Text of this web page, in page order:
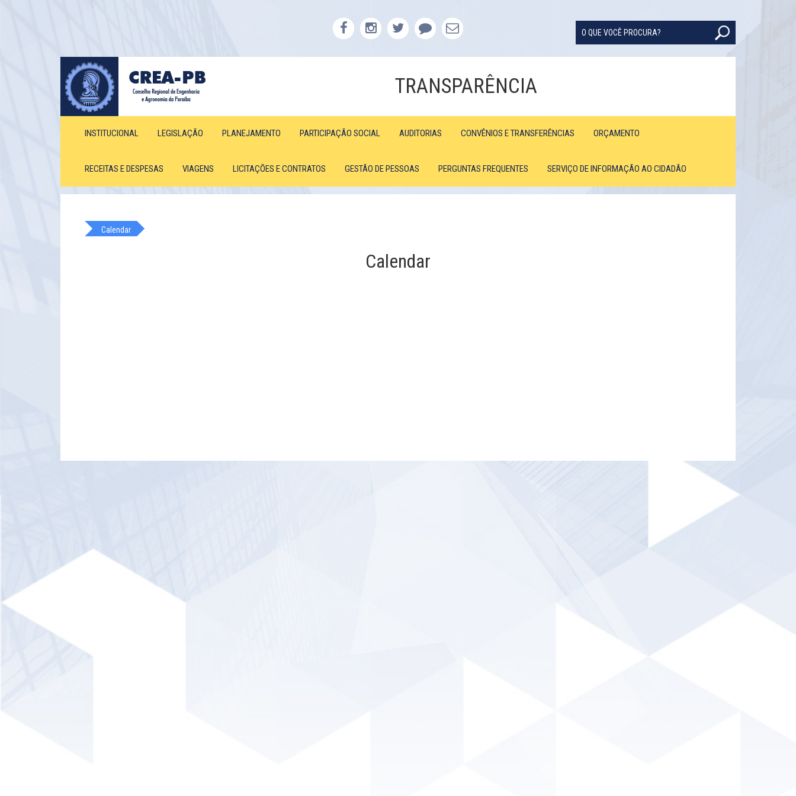
TRANSPARÊNCIA
INSTITUCIONAL LEGISLAÇÃO PLANEJAMENTO PARTICIPAÇÃO SOCIAL AUDITORIAS CONVÊNIOS E TRANSFERÊNCIAS ORÇAMENTO
RECEITAS E DESPESAS VIAGENS LICITAÇÕES E CONTRATOS GESTÃO DE PESSOAS PERGUNTAS FREQUENTES SERVIÇO DE INFORMAÇÃO AO CIDADÃO
Calendar
Calendar